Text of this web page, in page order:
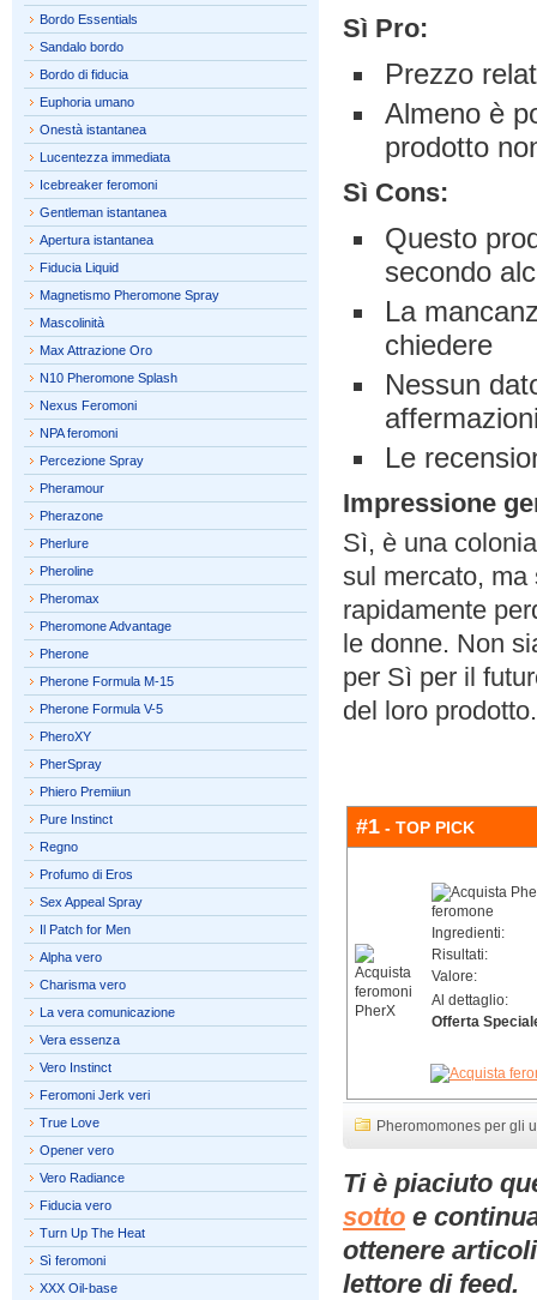
Sì Pro:
Prezzo
Almeno è
prodotto
Sì Cons:
Questo
secondo
La
chiedere
Nessun
Le
Impressione
Sì, è una
sul mercato, ma
rapidamente
le donne. Non
per Sì per il
del loro prodotto.
#1 - TOP PICK
Ingredienti:
Risultati:
Valore:
Al dettaglio:
Offerta
Pheromomones per gli
Ti è piaciuto
sotto e
ottenere
lettore di feed.
Bordo Essentials
Sandalo bordo
Bordo di fiducia
Euphoria umano
Onestà istantanea
Lucentezza immediata
Icebreaker feromoni
Gentleman istantanea
Apertura istantanea
Fiducia Liquid
Magnetismo Pheromone Spray
Mascolinità
Max Attrazione Oro
N10 Pheromone Splash
Nexus Feromoni
NPA feromoni
Percezione Spray
Pheramour
Pherazone
Pherlure
Pheroline
Pheromax
Pheromone Advantage
Pherone
Pherone Formula M-15
Pherone Formula V-5
PheroXY
PherSpray
Phiero Premiiun
Pure Instinct
Regno
Profumo di Eros
Sex Appeal Spray
Il Patch for Men
Alpha vero
Charisma vero
La vera comunicazione
Vera essenza
Vero Instinct
Feromoni Jerk veri
True Love
Opener vero
Vero Radiance
Fiducia vero
Turn Up The Heat
Sì feromoni
XXX Oil-base